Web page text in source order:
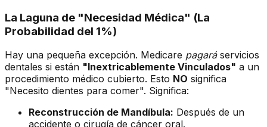
La Laguna de "Necesidad Médica" (La
Probabilidad del 1%)
Hay una pequeña excepción. Medicare pagaráservicios
dentales si están "Inextricablemente Vinculados" a un
procedimiento médico cubierto. Esto NO significa
"Necesito dientes para comer". Significa:
Reconstrucción de Mandíbula: Después de un
accidente o cirugía de cáncer oral.